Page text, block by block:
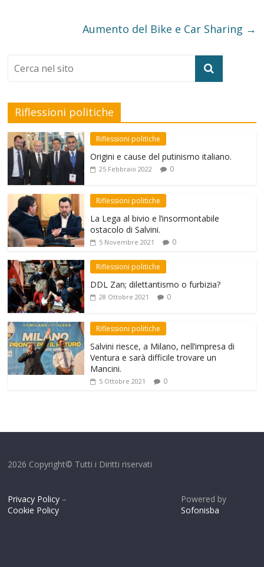
di
Aumento del Bike e Car Sharing →
Riflessioni politiche
Riflessioni politiche
Origini e cause del putinismo italiano.
25 Febbraio 2022 0
Riflessioni politiche
La Lega al bivio e l’insormontabile
ostacolo di Salvini.
5 Novembre 2021 0
Riflessioni politiche
DDL Zan; dilettantismo o furbizia?
28 Ottobre 2021 0
Riflessioni politiche
Salvini riesce, a Milano, nell’impresa di
Ventura e sarà difficile trovare un
Mancini.
5 Ottobre 2021 0
2026 Copyright© Tutti i Diritti riservati
Privacy Policy –
Cookie Policy
Powered by
Sofonisba